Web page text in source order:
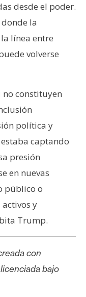
desde el poder.
la
línea entre
volverse
no constituyen
política y
captando
presión
en nuevas
público o
y
Trump.
con
bajo